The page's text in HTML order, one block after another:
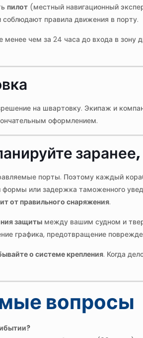
пилот (местный навигационный
правила движения в порту.
чем за 24 часа до входа в
на швартовку. Экипаж и
оформлением.
порты. Поэтому каждый
или задержка таможенного
от правильного снаряжения.
защиты между вашим судном и
графика, предотвращение
о системе крепления. Когда
вопросы